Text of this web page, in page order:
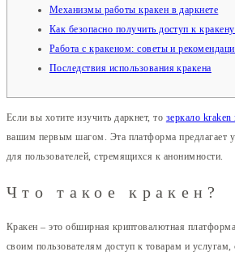
Механизмы работы кракен в даркнете
Как безопасно получить доступ к
Работа с кракеном: советы и
Последствия использования кракена
Если вы хотите изучить даркнет, то зеркало
вашим первым шагом. Эта платформа предлагает
для пользователей, стремящихся к анонимности.
Что такое кракен?
Кракен – это обширная криптовалютная
своим пользователям доступ к товарам и